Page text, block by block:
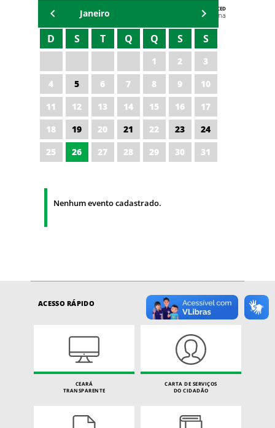
AGENDA DA CODED/CED
Vagna Lima
Janeiro
D S T Q Q S S
1 2
3
4
5 6 7 8 9
10
11
12 13 14 15 16
17
18
19 20 21 22 23
24
25
26 27 28 29 30 31
Nenhum evento cadastrado.
ACESSO RÁPIDO
CEARÁ
TRANSPARENTE
CARTA DE SERVIÇOS
DO CIDADÃO